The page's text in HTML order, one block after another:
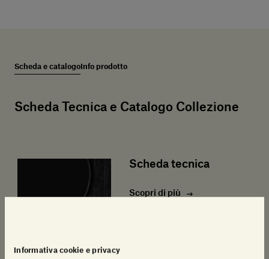
Informativa cookie e privacy
Scheda e catalogo Info prodotto
Scheda Tecnica e Catalogo Collezione
Scheda tecnica
Scopri di più